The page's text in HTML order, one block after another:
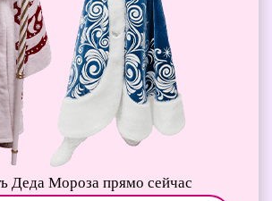
Деда Мороза прямо сейчас